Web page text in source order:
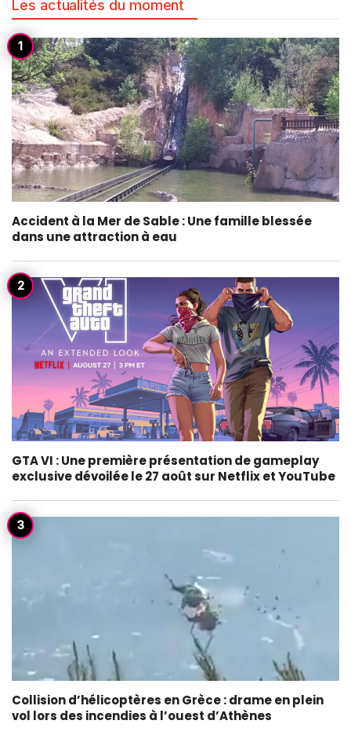
Les actualités du moment
Accident à la Mer de Sable : Une famille blessée
dans une attraction à eau
GTA VI : Une première présentation de gameplay
exclusive dévoilée le 27 août sur Netflix et YouTube
Collision d’hélicoptères en Grèce : drame en plein
vol lors des incendies à l’ouest d’Athènes